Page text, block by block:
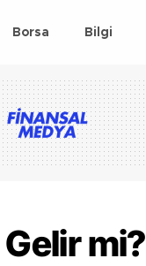
Borsa Bilgi
Gelir mi?